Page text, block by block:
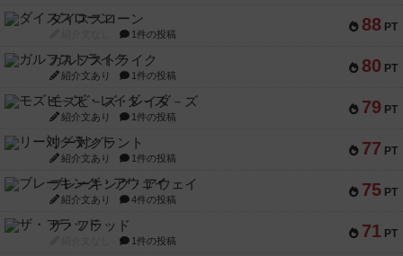
88 PT
ダイススローン
1件の投稿
80 PT
ガルフストライク
紹介文あり 1件の投稿
79 PT
モズビ－ズ・レイダ－ズ
紹介文あり 1件の投稿
77 PT
リー対グラント
紹介文あり 1件の投稿
75 PT
ブレーキング・アウェイ
紹介文あり 4件の投稿
71 PT
ザ・フラッド
1件の投稿